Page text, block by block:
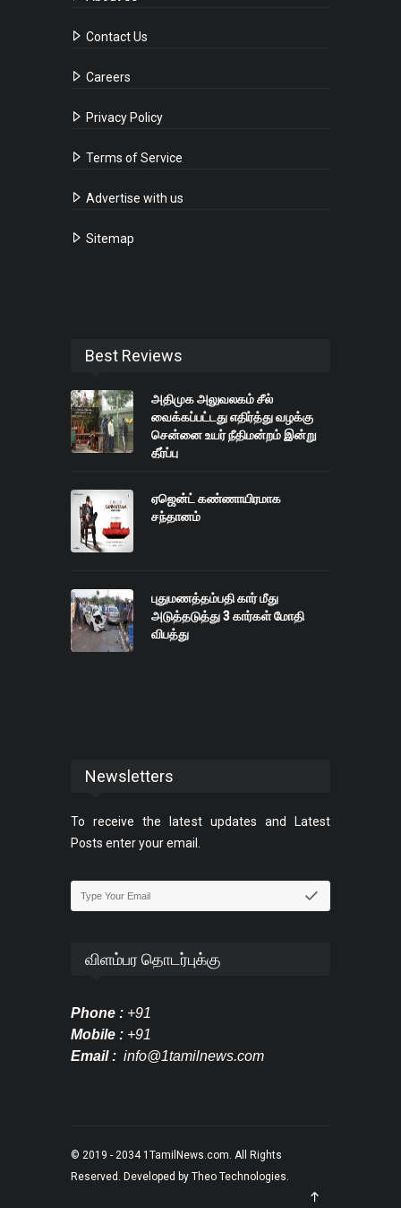
Contact Us
Careers
Privacy Policy
Terms of Service
Advertise with us
Sitemap
Best Reviews
அதிமுக அலுவலகம் சீல்
வைக்கப்பட்டது எதிர்த்து வழக்கு
சென்னை உயர் நீதிமன்றம் இன்று
தீர்ப்பு
ஏஜென்ட் கண்ணாயிரமாக
சந்தானம்
புதுமணத்தம்பதி கார் மீது
அடுத்தடுத்து 3 கார்கள் மோதி
விபத்து
Newsletters
To receive the latest updates and Latest
Posts enter your email.
விளம்பர தொடர்புக்கு
Phone : +91
Mobile : +91
Email : info@1tamilnews.com
© 2019 - 2034 1TamilNews.com. All Rights
Reserved. Developed by Theo Technologies.